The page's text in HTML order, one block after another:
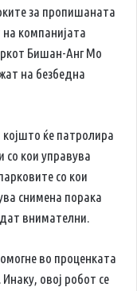
за пропишаната
компанијата
Бишан-Анг Мо
на безбедна
ќе патролира
со кои управува
со кои
снимена порака
внимателни.
во проценката
овој робот се